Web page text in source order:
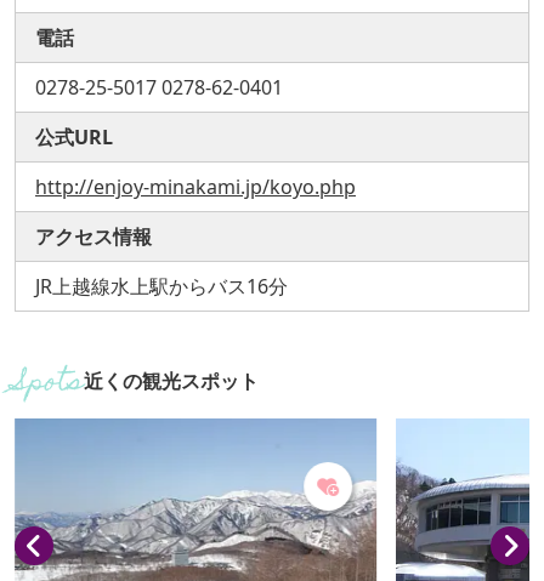
電話
0278-25-5017 0278-62-0401
公式URL
http://enjoy-minakami.jp/koyo.php
アクセス情報
JR上越線水上駅からバス16分
近くの観光スポット